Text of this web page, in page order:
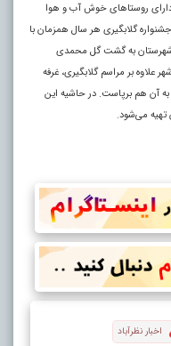
روستاهای خوش آب و هوا
گلابگیری هر سال همزمان با
از مزارع این شهرستان به گشت گل محمدی
بر مراسم گلابگیری، غرفه
آن هم برپاست. در حاشیه این
تهیه می‌شود.
اخبار نظرآباد